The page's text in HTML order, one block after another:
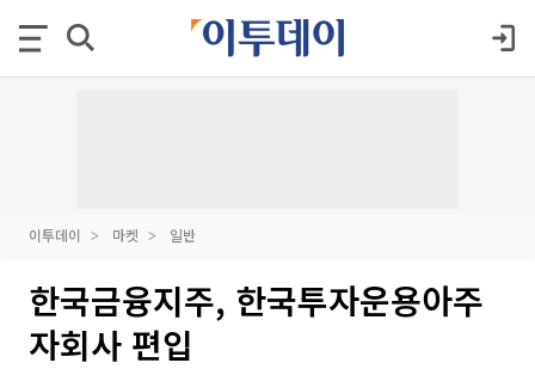
이투데이 마켓 일반
한국금융지주, 한국투자운용아주
자회사 편입